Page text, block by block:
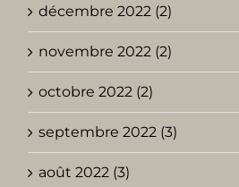
décembre 2022 (2)
novembre 2022 (2)
octobre 2022 (2)
septembre 2022 (3)
août 2022 (3)